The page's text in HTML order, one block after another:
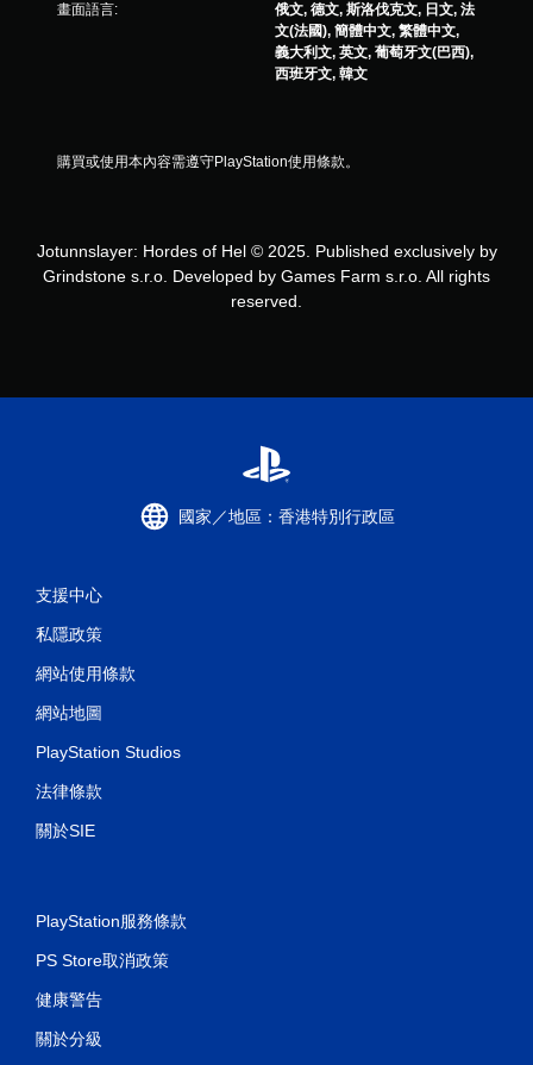
畫面語言:
俄文, 德文, 斯洛伐克文, 日文, 法
文(法國), 簡體中文, 繁體中文,
義大利文, 英文, 葡萄牙文(巴西),
西班牙文, 韓文
購買或使用本內容需遵守PlayStation使用條款。
Jotunnslayer: Hordes of Hel © 2025. Published exclusively by
Grindstone s.r.o. Developed by Games Farm s.r.o. All rights
reserved.
國家／地區：香港特別行政區
支援中心
私隱政策
網站使用條款
網站地圖
PlayStation Studios
法律條款
關於SIE
PlayStation服務條款
PS Store取消政策
健康警告
關於分級